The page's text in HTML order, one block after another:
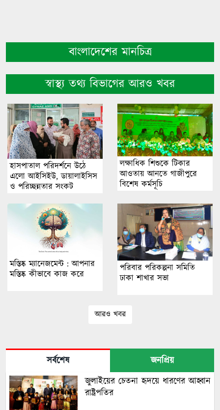
বাংলাদেশের মানচিত্র
স্বাস্থ্য তথ্য বিভাগের আরও খবর
হাসপাতাল পরিদর্শনে উঠে
এলো আইসিইউ, ডায়ালাইসিস
ও পরিচ্ছন্নতার সংকট
লক্ষাধিক শিশুকে টিকার
আওতায় আনতে গাজীপুরে
বিশেষ কর্মসূচি
মস্তিষ্ক ম্যানেজমেন্ট : আপনার
মস্তিষ্ক কীভাবে কাজ করে
পরিবার পরিকল্পনা সমিতি
ঢাকা শাখার সভা
আরও খবর
সর্বশেষ
জনপ্রিয়
জুলাইয়ের চেতনা হৃদয়ে ধারণের আহ্বান
রাষ্ট্রপতির